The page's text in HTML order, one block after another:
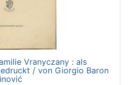
Vranyczany : als
/ von Giorgio Baron